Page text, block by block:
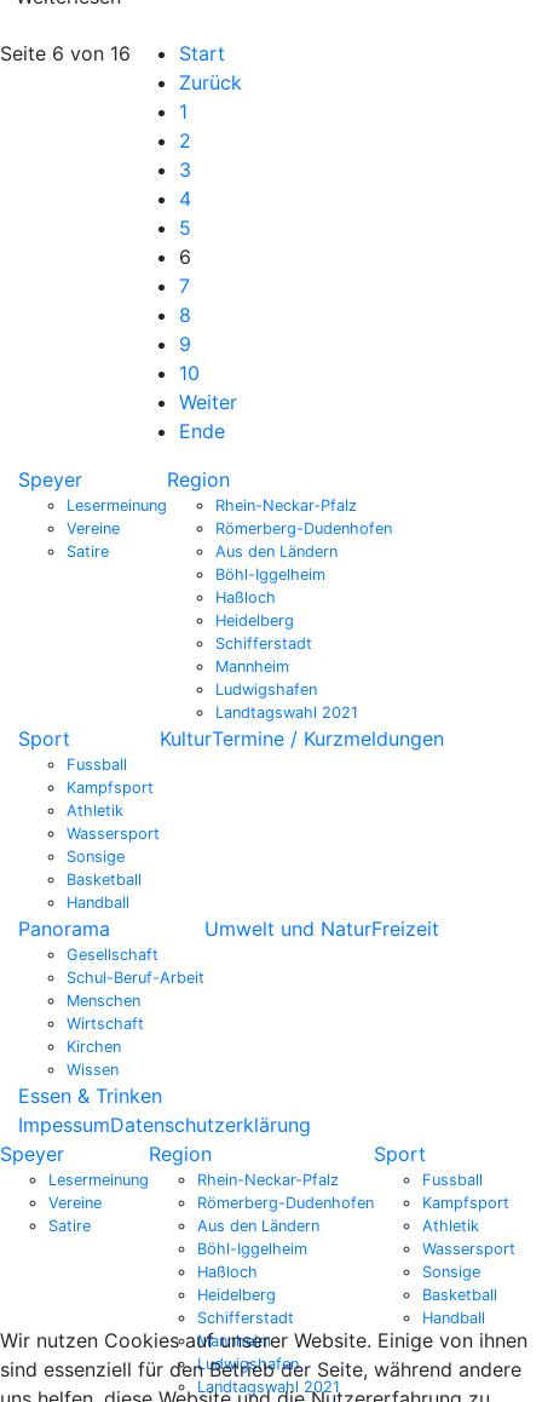
Seite 6 von 16
Start
Zurück
1
2
3
4
5
6
7
8
9
10
Weiter
Ende
Speyer
Lesermeinung
Vereine
Satire
Region
Rhein-Neckar-Pfalz
Römerberg-Dudenhofen
Aus den Ländern
Böhl-Iggelheim
Haßloch
Heidelberg
Schifferstadt
Mannheim
Ludwigshafen
Landtagswahl 2021
Sport
Fussball
Kampfsport
Athletik
Wassersport
Sonsige
Basketball
Handball
KulturTermine / Kurzmeldungen
Panorama
Gesellschaft
Schul-Beruf-Arbeit
Menschen
Wirtschaft
Kirchen
Wissen
Umwelt und NaturFreizeit
Essen & Trinken
ImpessumDatenschutzerklärung
Speyer
Lesermeinung
Vereine
Satire
Region
Rhein-Neckar-Pfalz
Römerberg-Dudenhofen
Aus den Ländern
Böhl-Iggelheim
Haßloch
Heidelberg
Schifferstadt
Mannheim
Ludwigshafen
Landtagswahl 2021
Sport
Fussball
Kampfsport
Athletik
Wassersport
Sonsige
Basketball
Handball
Wir nutzen Cookies auf unserer Website. Einige von ihnen
sind essenziell für den Betrieb der Seite, während andere